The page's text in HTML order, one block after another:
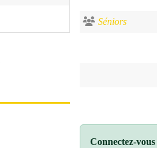
Séniors
Connectez-vous